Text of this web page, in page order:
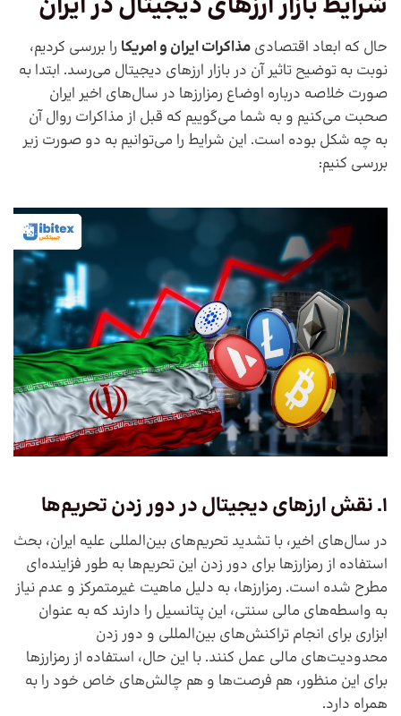
حال که ابعاد اقتصادی مذاکرات ایران و امریکا را بررسی کردیم،
نوبت به توضیح تاثیر آن در بازار ارزهای دیجیتال می‌رسد. ابتدا به
صورت خلاصه درباره اوضاع رمزارزها در سال‌های اخیر ایران
صحبت می‌کنیم و به شما می‌گوییم که قبل از مذاکرات روال آن
به چه شکل بوده است. این شرایط را می‌توانیم به دو صورت زیر
بررسی کنیم:
1. نقش ارزهای دیجیتال در دور زدن تحریم‌ها
در سال‌های اخیر، با تشدید تحریم‌های بین‌المللی علیه ایران، بحث
استفاده از رمزارزها برای دور زدن این تحریم‌ها به طور فزاینده‌ای
مطرح شده است. رمزارزها، به دلیل ماهیت غیرمتمرکز و عدم نیاز
به واسطه‌های مالی سنتی، این پتانسیل را دارند که به عنوان
ابزاری برای انجام تراکنش‌های بین‌المللی و دور زدن
محدودیت‌های مالی عمل کنند. با این حال، استفاده از رمزارزها
برای این منظور، هم فرصت‌ها و هم چالش‌های خاص خود را به
همراه دارد.